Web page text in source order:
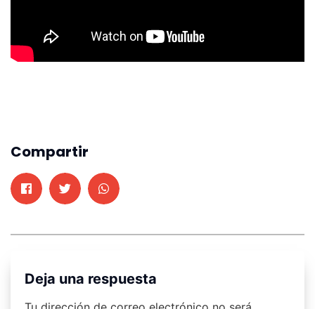
Compartir
Deja una respuesta